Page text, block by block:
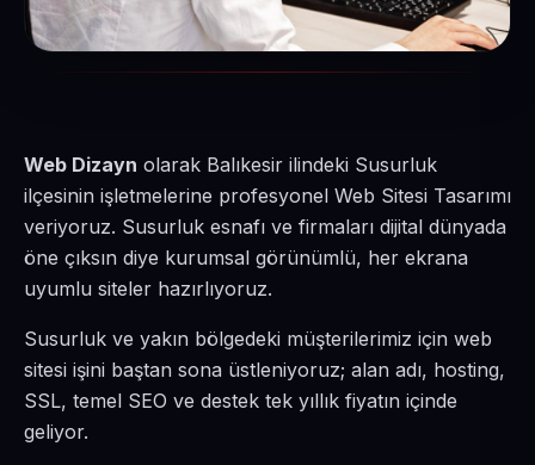
Web Dizayn olarak Balıkesir ilindeki Susurluk
ilçesinin işletmelerine profesyonel Web Sitesi Tasarımı
veriyoruz. Susurluk esnafı ve firmaları dijital dünyada
öne çıksın diye kurumsal görünümlü, her ekrana
uyumlu siteler hazırlıyoruz.
Susurluk ve yakın bölgedeki müşterilerimiz için web
sitesi işini baştan sona üstleniyoruz; alan adı, hosting,
SSL, temel SEO ve destek tek yıllık fiyatın içinde
geliyor.